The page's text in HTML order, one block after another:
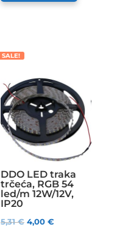
SALE!
DDO LED traka
trčeća, RGB 54
led/m 12W/12V,
IP20
5,31€ 4,00 €